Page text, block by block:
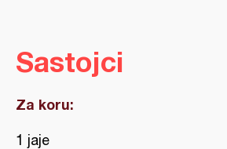
Sastojci
Za koru:
1 jaje